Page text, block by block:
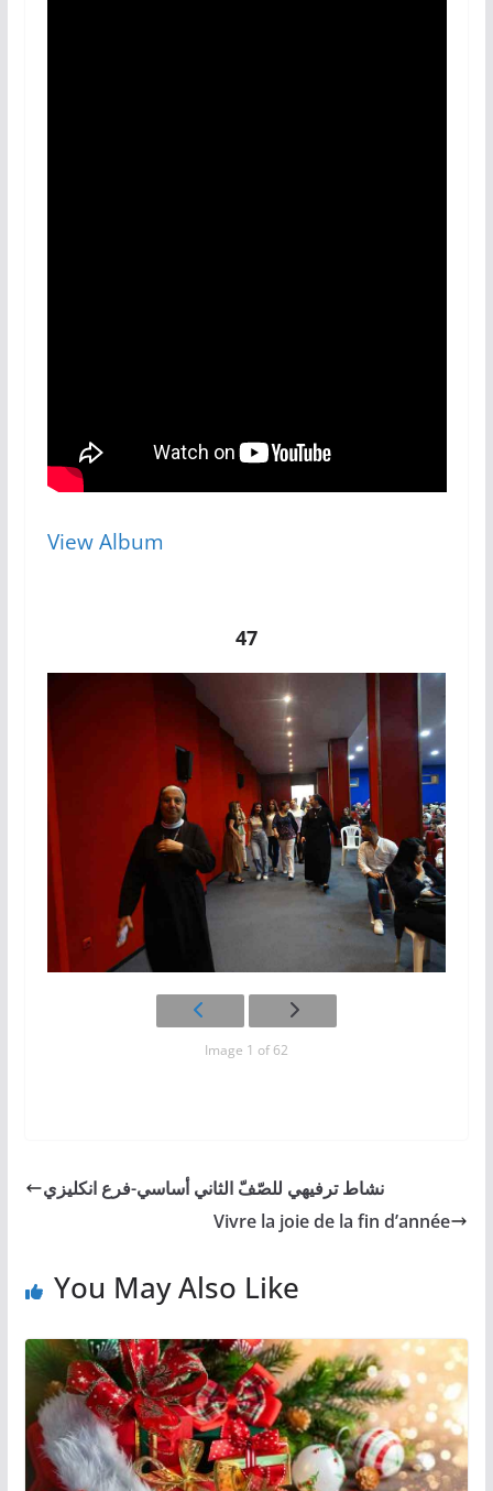
View Album
47
Image 1 of 62
نشاط ترفيهي للصّفّ الثاني أساسي-فرع انكليزي
Vivre la joie de la fin d’année
You May Also Like